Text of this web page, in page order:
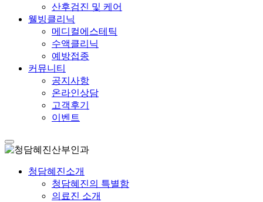
산후검진 및 케어
웰빙클리닉
메디컬에스테틱
수액클리닉
예방접종
커뮤니티
공지사항
온라인상담
고객후기
이벤트
청담혜진소개
청담혜진의 특별함
의료진 소개